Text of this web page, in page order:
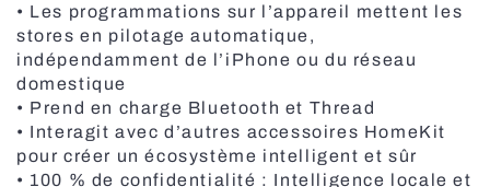
• Les programmations sur l’appareil mettent les
stores en pilotage automatique,
indépendamment de l’iPhone ou du réseau
domestique
• Prend en charge Bluetooth et Thread
• Interagit avec d’autres accessoires HomeKit
pour créer un écosystème intelligent et sûr
• 100 % de confidentialité : Intelligence locale et